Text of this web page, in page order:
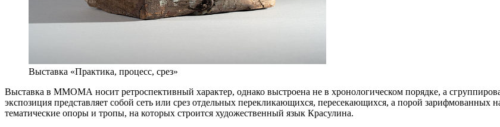
Выставка «Практика, процесс, срез»
Выставка в ММОМА носит ретроспективный характер, однако выстроена не в хронологическом порядке, а
экспозиция представляет собой сеть или срез отдельных перекликающихся, пересекающихся, а порой зарифмованных
тематические опоры и тропы, на которых строится художественный язык Красулина.